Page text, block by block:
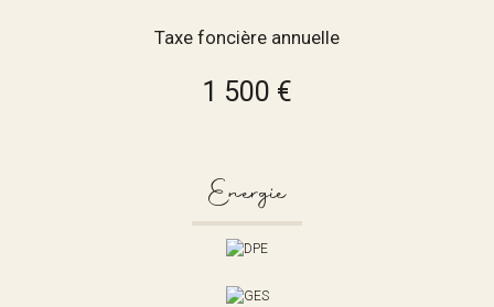
Taxe foncière annuelle
1 500 €
Energie